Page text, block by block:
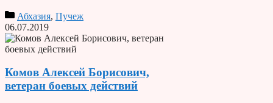
Абхазия, Пучеж
06.07.2019
Комов Алексей Борисович,
ветеран боевых действий